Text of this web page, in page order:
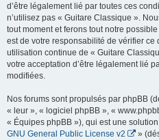
d’être légalement lié par toutes ces
n’utilisez pas « Guitare Classique ».
tout moment et ferons tout notre
est de votre responsabilité de vérifier ce
utilisation continue de « Guitare
votre acceptation d’être légalement lié
modifiées.
Nos forums sont propulsés par phpBB
« leur », « logiciel phpBB », «
« Équipes phpBB »), qui est une
GNU General Public License v2
»